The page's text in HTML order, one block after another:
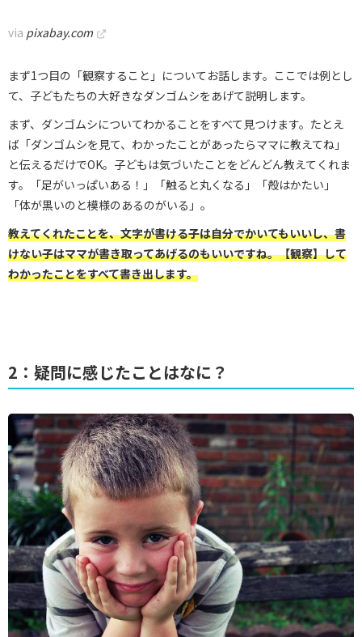
via pixabay.com
まず1つ目の「観察すること」についてお話します。ここでは例とし
て、子どもたちの大好きなダンゴムシをあげて説明します。
まず、ダンゴムシについてわかることをすべて見つけます。たとえ
ば「ダンゴムシを見て、わかったことがあったらママに教えてね」
と伝えるだけでOK。子どもは気づいたことをどんどん教えてくれま
す。「足がいっぱいある！」「触ると丸くなる」「殻はかたい」
「体が黒いのと模様のあるのがいる」。
教えてくれたことを、文字が書ける子は自分でかいてもいいし、書
けない子はママが書き取ってあげるのもいいですね。【観察】して
わかったことをすべて書き出します。
2：疑問に感じたことはなに？